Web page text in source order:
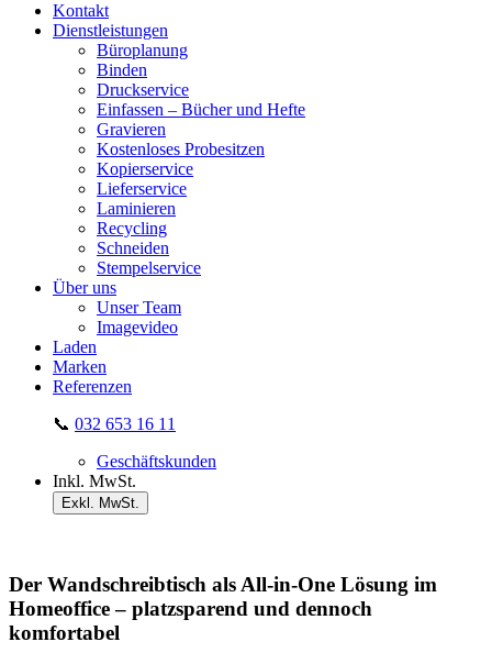
Kontakt
Dienstleistungen
Büroplanung
Binden
Druckservice
Einfassen – Bücher und Hefte
Gravieren
Kostenloses Probesitzen
Kopierservice
Lieferservice
Laminieren
Recycling
Schneiden
Stempelservice
Über uns
Unser Team
Imagevideo
Laden
Marken
Referenzen
📞 032 653 16 11
Geschäftskunden
Inkl. MwSt.
Exkl. MwSt.
Der Wandschreibtisch als All-in-One Lösung im
Homeoffice – platzsparend und dennoch
komfortabel